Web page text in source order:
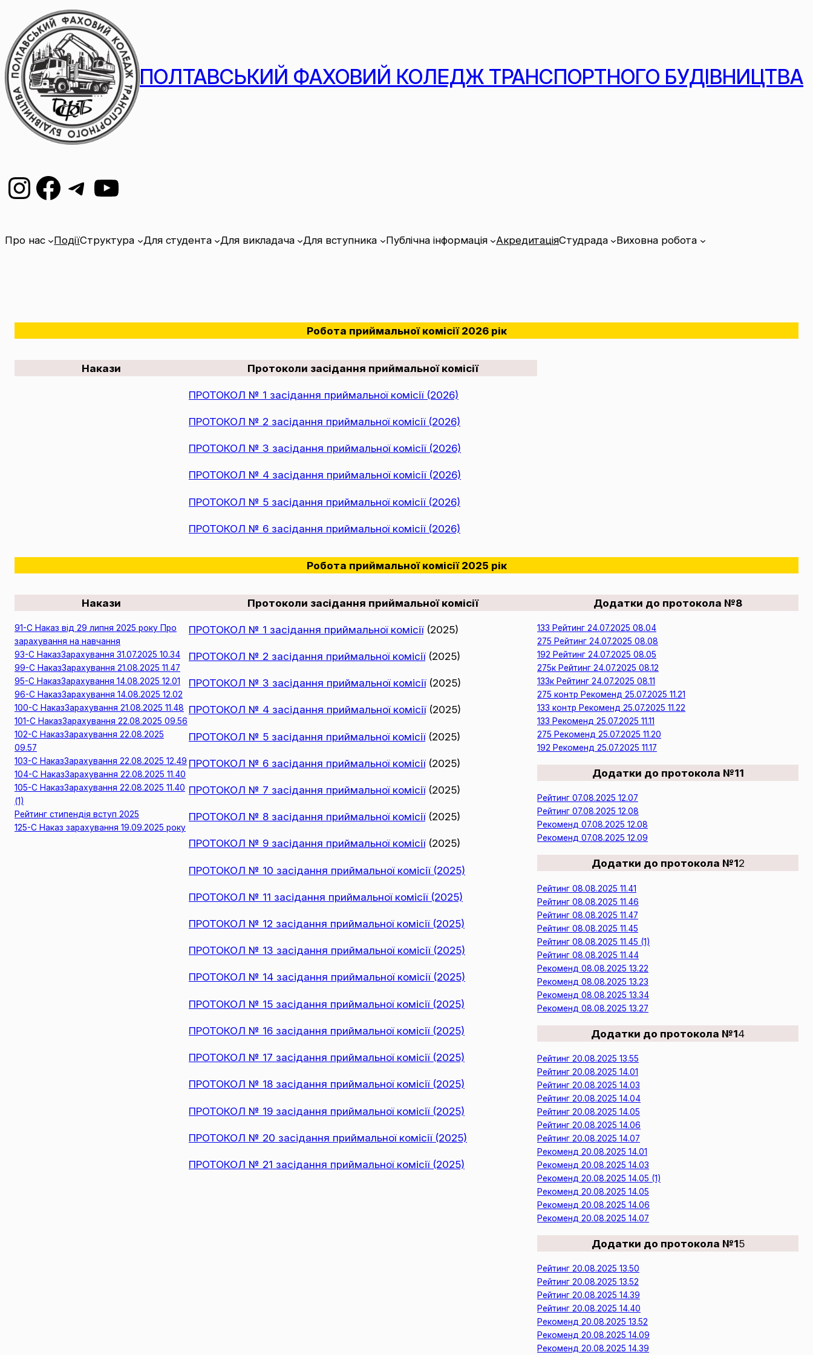
ПОЛТАВСЬКИЙ ФАХОВИЙ КОЛЕДЖ ТРАНСПОРТНОГО БУДІВНИЦТВА
Про нас ПодіїСтруктура Для студента Для викладача Для вступника Публічна інформація АкредитаціяСтудрада Виховна робота
Робота приймальної комісії 2026 рік
Накази Протоколи засідання приймальної комісії
ПРОТОКОЛ № 1 засідання приймальної комісії (2026)
ПРОТОКОЛ № 2 засідання приймальної комісії (2026)
ПРОТОКОЛ № 3 засідання приймальної комісії (2026)
ПРОТОКОЛ № 4 засідання приймальної комісії (2026)
ПРОТОКОЛ № 5 засідання приймальної комісії (2026)
ПРОТОКОЛ № 6 засідання приймальної комісії (2026)
Робота приймальної комісії 2025 рік
Накази
91-С Наказ від 29 липня 2025 року Про
зарахування на навчання
93-С НаказЗарахування 31.07.2025 10.34
99-С НаказЗарахування 21.08.2025 11.47
95-C НаказЗарахування 14.08.2025 12.01
96-C НаказЗарахування 14.08.2025 12.02
100-С НаказЗарахування 21.08.2025 11.48
101-С НаказЗарахування 22.08.2025 09.56
102-С НаказЗарахування 22.08.2025
09.57
103-С НаказЗарахування 22.08.2025 12.49
104-С НаказЗарахування 22.08.2025 11.40
105-С НаказЗарахування 22.08.2025 11.40
(1)
Рейтинг стипендія вступ 2025
125-С Наказ зарахування 19.09.2025 року
Протоколи засідання приймальної комісії
ПРОТОКОЛ № 1 засідання приймальної комісії(2025)
ПРОТОКОЛ № 2 засідання приймальної комісії(2025)
ПРОТОКОЛ № 3 засідання приймальної комісії(2025)
ПРОТОКОЛ № 4 засідання приймальної комісії(2025)
ПРОТОКОЛ № 5 засідання приймальної комісії(2025)
ПРОТОКОЛ № 6 засідання приймальної комісії(2025)
ПРОТОКОЛ № 7 засідання приймальної комісії(2025)
ПРОТОКОЛ № 8 засідання приймальної комісії(2025)
ПРОТОКОЛ № 9 засідання приймальної комісії(2025)
ПРОТОКОЛ № 10 засідання приймальної комісії (2025)
ПРОТОКОЛ № 11 засідання приймальної комісії (2025)
ПРОТОКОЛ № 12 засідання приймальної комісії (2025)
ПРОТОКОЛ № 13 засідання приймальної комісії (2025)
ПРОТОКОЛ № 14 засідання приймальної комісії (2025)
ПРОТОКОЛ № 15 засідання приймальної комісії (2025)
ПРОТОКОЛ № 16 засідання приймальної комісії (2025)
ПРОТОКОЛ № 17 засідання приймальної комісії (2025)
ПРОТОКОЛ № 18 засідання приймальної комісії (2025)
ПРОТОКОЛ № 19 засідання приймальної комісії (2025)
ПРОТОКОЛ № 20 засідання приймальної комісії (2025)
ПРОТОКОЛ № 21 засідання приймальної комісії (2025)
Додатки до протокола №8
133 Рейтинг 24.07.2025 08.04
275 Рейтинг 24.07.2025 08.08
192 Рейтинг 24.07.2025 08.05
275к Рейтинг 24.07.2025 08.12
133к Рейтинг 24.07.2025 08.11
275 контр Рекоменд 25.07.2025 11.21
133 контр Рекоменд 25.07.2025 11.22
133 Рекоменд 25.07.2025 11.11
275 Рекоменд 25.07.2025 11.20
192 Рекоменд 25.07.2025 11.17
Додатки до протокола №11
Рейтинг 07.08.2025 12.07
Рейтинг 07.08.2025 12.08
Рекоменд 07.08.2025 12.08
Рекоменд 07.08.2025 12.09
Додатки до протокола №12
Рейтинг 08.08.2025 11.41
Рейтинг 08.08.2025 11.46
Рейтинг 08.08.2025 11.47
Рейтинг 08.08.2025 11.45
Рейтинг 08.08.2025 11.45 (1)
Рейтинг 08.08.2025 11.44
Рекоменд 08.08.2025 13.22
Рекоменд 08.08.2025 13.23
Рекоменд 08.08.2025 13.34
Рекоменд 08.08.2025 13.27
Додатки до протокола №14
Рейтинг 20.08.2025 13.55
Рейтинг 20.08.2025 14.01
Рейтинг 20.08.2025 14.03
Рейтинг 20.08.2025 14.04
Рейтинг 20.08.2025 14.05
Рейтинг 20.08.2025 14.06
Рейтинг 20.08.2025 14.07
Рекоменд 20.08.2025 14.01
Рекоменд 20.08.2025 14.03
Рекоменд 20.08.2025 14.05 (1)
Рекоменд 20.08.2025 14.05
Рекоменд 20.08.2025 14.06
Рекоменд 20.08.2025 14.07
Додатки до протокола №15
Рейтинг 20.08.2025 13.50
Рейтинг 20.08.2025 13.52
Рейтинг 20.08.2025 14.39
Рейтинг 20.08.2025 14.40
Рекоменд 20.08.2025 13.52
Рекоменд 20.08.2025 14.09
Рекоменд 20.08.2025 14.39